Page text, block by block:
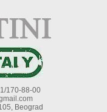
170-88-00
Beograd